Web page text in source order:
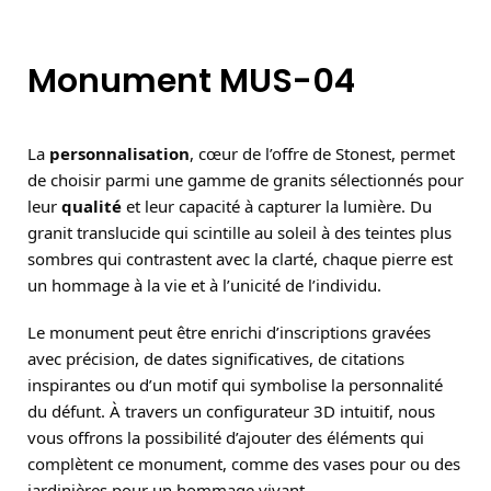
Monument MUS-04
La personnalisation, cœur de l’offre de Stonest, permet
de choisir parmi une gamme de granits sélectionnés pour
leur qualité et leur capacité à capturer la lumière. Du
granit translucide qui scintille au soleil à des teintes plus
sombres qui contrastent avec la clarté, chaque pierre est
un hommage à la vie et à l’unicité de l’individu.
Le monument peut être enrichi d’inscriptions gravées
avec précision, de dates significatives, de citations
inspirantes ou d’un motif qui symbolise la personnalité
du défunt. À travers un configurateur 3D intuitif, nous
vous offrons la possibilité d’ajouter des éléments qui
complètent ce monument, comme des vases pour ou des